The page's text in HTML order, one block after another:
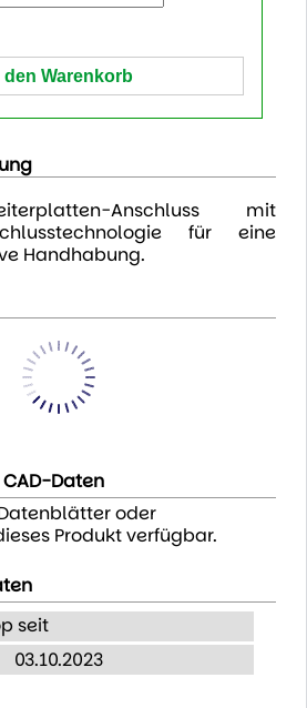
Anschluss mit
für eine
Handhabung.
Daten
oder
Produkt verfügbar.
seit
03.10.2023